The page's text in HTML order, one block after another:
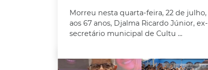
Morreu nesta quarta-feira, 22 de julho,
aos 67 anos, Djalma Ricardo Júnior, ex-
secretário municipal de Cultu ...